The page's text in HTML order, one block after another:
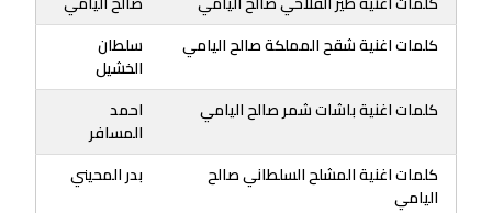
كلمات اغنية شقح المملكة صالح اليامي
سلطان
الخشيل
كلمات اغنية باشات شمر صالح اليامي
احمد
المسافر
كلمات اغنية المشلح السلطاني صالح
اليامي
بدر المحيني